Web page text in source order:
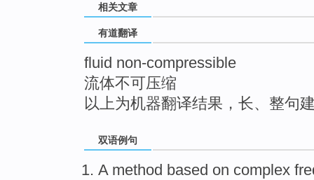
相关文章
有道翻译
fluid non-compressible
流体不可压缩
以上为机器翻译结果，长、整句
双语例句
A method based on complex